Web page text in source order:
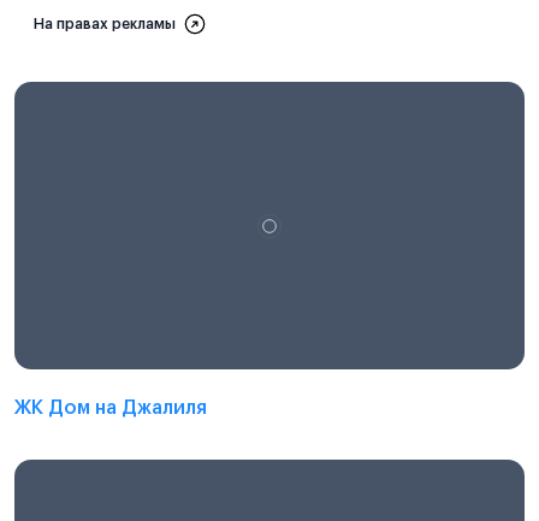
На правах рекламы
ЖК Дом на Джалиля